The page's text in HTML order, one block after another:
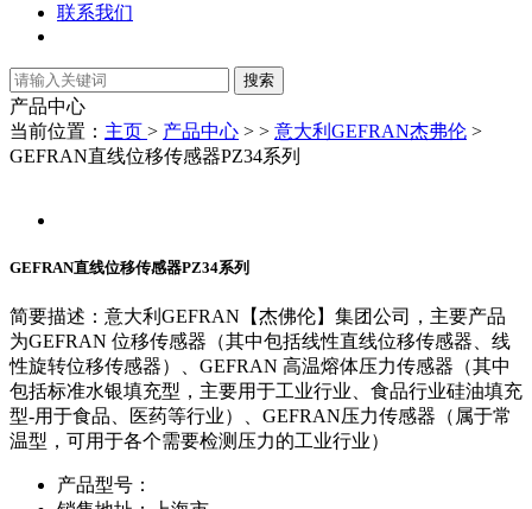
联系我们
产品中心
当前位置： 主页 > 产品中心 > > 意大利GEFRAN杰弗伦 >
GEFRAN直线位移传感器PZ34系列
GEFRAN直线位移传感器PZ34系列
简要描述： 意大利GEFRAN【杰佛伦】集团公司，主要产品
为GEFRAN 位移传感器（其中包括线性直线位移传感器、线
性旋转位移传感器）、GEFRAN 高温熔体压力传感器（其中
包括标准水银填充型，主要用于工业行业、食品行业硅油填充
型-用于食品、医药等行业）、GEFRAN压力传感器（属于常
温型，可用于各个需要检测压力的工业行业）
产品型号：